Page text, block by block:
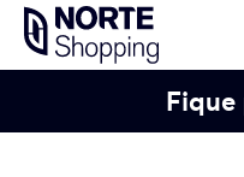
Skip
content